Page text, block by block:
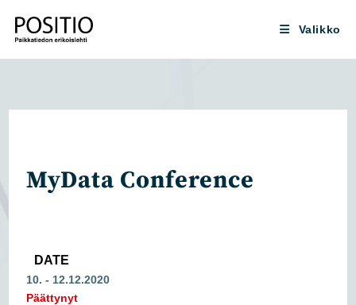
suoraan
sisältöön
Valikko
MyData Conference
DATE
10. - 12.12.2020
Päättynyt